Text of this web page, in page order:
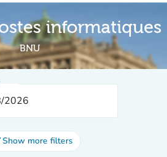
informatiques
BNU
Show more filters